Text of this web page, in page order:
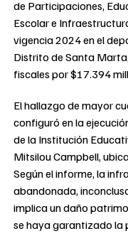
de Participaciones,
Escolar e
vigencia 2024 en el
Distrito de Santa
fiscales por $17.394
El hallazgo de mayor
configuró en la
de la Institución
Mitsilou Campbell,
Según el informe, la
abandonada,
implica un daño
se haya garantizado la